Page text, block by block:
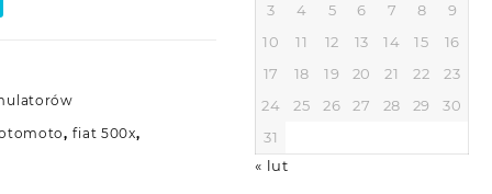
, fiat 500x,
3
4 5 6 7 8
9
10
11 12 13 14 15
16
17
18 19 20 21 22
23
24
25 26 27 28 29
30
31
« lut